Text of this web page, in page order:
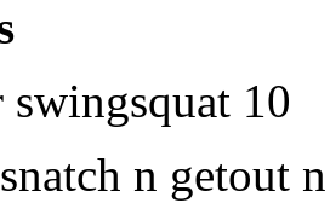
10
n getout